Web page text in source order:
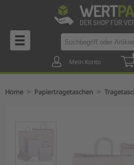
Mein Konto
Home > Papiertragetaschen >